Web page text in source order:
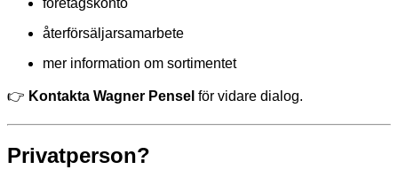
företagskonto
återförsäljarsamarbete
mer information om sortimentet
👉 Kontakta Wagner Pensel för vidare dialog.
Privatperson?